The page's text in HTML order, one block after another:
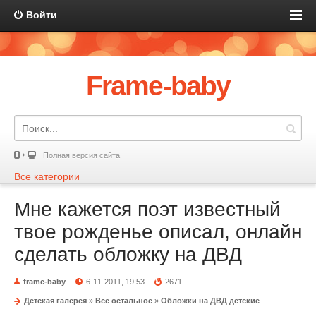
Войти
Frame-baby
Полная версия сайта
Все категории
Мне кажется поэт известный
твое рожденье описал, онлайн
сделать обложку на ДВД
frame-baby 6-11-2011, 19:53 2671
Детская галерея » Всё остальное » Обложки на ДВД детские